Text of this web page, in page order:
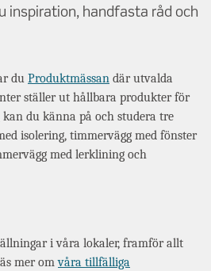
inspiration, handfasta råd och
du Produktmässan där utvalda
ställer ut hållbara produkter för
kan du känna på och studera tre
isolering, timmervägg med fönster
med lerklining och
i våra lokaler, framför allt
mer omvåra tillfälliga